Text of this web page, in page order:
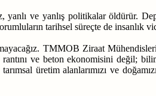
ve yanlış politikalar öldürür.
tarihsel süreçte de insanlık
TMMOB Ziraat
ve beton ekonomisini değil;
üretim alanlarımızı ve